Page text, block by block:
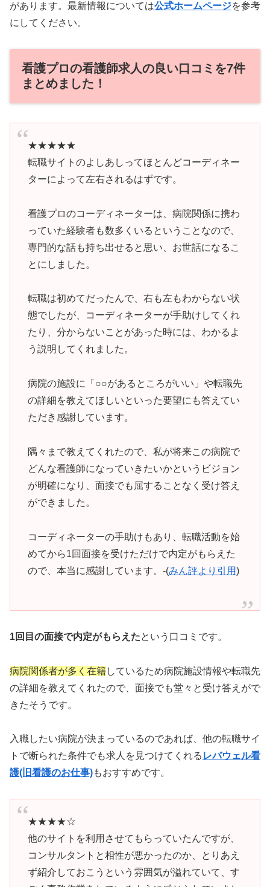
があります。最新情報については公式ホームページを参考
にしてください。
看護プロの看護師求人の良い口コミを7件
まとめました！
★★★★★
転職サイトのよしあしってほとんどコーディネー
ターによって左右されるはずです。
看護プロのコーディネーターは、病院関係に携わ
っていた経験者も数多くいるということなので、
専門的な話も持ち出せると思い、お世話になるこ
とにしました。
転職は初めてだったんで、右も左もわからない状
態でしたが、コーディネーターが手助けしてくれ
たり、分からないことがあった時には、わかるよ
う説明してくれました。
病院の施設に「○○があるところがいい」や転職先
の詳細を教えてほしいといった要望にも答えてい
ただき感謝しています。
隅々まで教えてくれたので、私が将来この病院で
どんな看護師になっていきたいかというビジョン
が明確になり、面接でも屈することなく受け答え
ができました。
コーディネーターの手助けもあり、転職活動を始
めてから1回面接を受けただけで内定がもらえた
ので、本当に感謝しています。-(みん評より引用)
1回目の面接で内定がもらえたという口コミです。
病院関係者が多く在籍しているため病院施設情報や転職先
の詳細を教えてくれたので、面接でも堂々と受け答えがで
きたそうです。
入職したい病院が決まっているのであれば、他の転職サイ
トで断られた条件でも求人を見つけてくれる レバウェル看
護(旧看護のお仕事)もおすすめです。
★★★★☆
他のサイトを利用させてもらっていたんですが、
コンサルタントと相性が悪かったのか、とりあえ
ず紹介しておこうという雰囲気が溢れていて、す